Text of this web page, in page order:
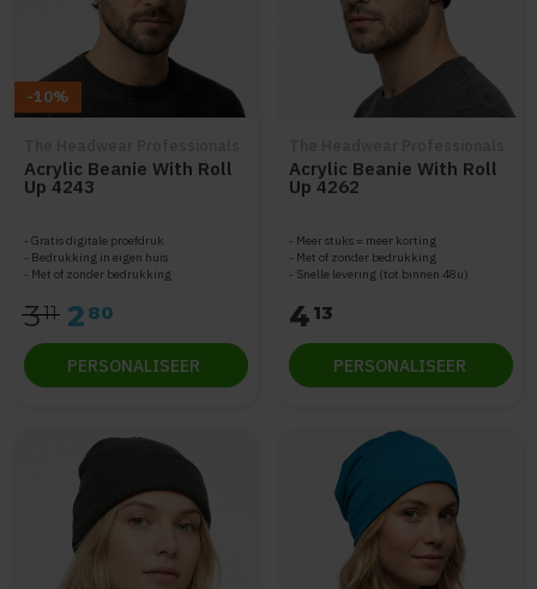
-10%
Acrylic Beanie With Roll
Up 4243
Gratis digitale proefdruk
Bedrukking in eigen huis
Met of zonder bedrukking
311 2 80
PERSONALISEER
Acrylic Beanie With Roll
Up 4262
Meer stuks = meer korting
Met of zonder bedrukking
Snelle levering (tot binnen 48u)
4 13
PERSONALISEER